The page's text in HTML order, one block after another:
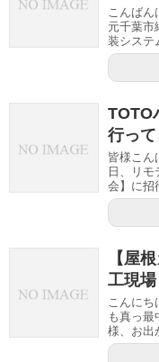
こんば
元千葉市
装システ
TOTO
行って
皆様こん
日、リモ
会】に招
【屋
工現
こんに
も真っ最
様、お出